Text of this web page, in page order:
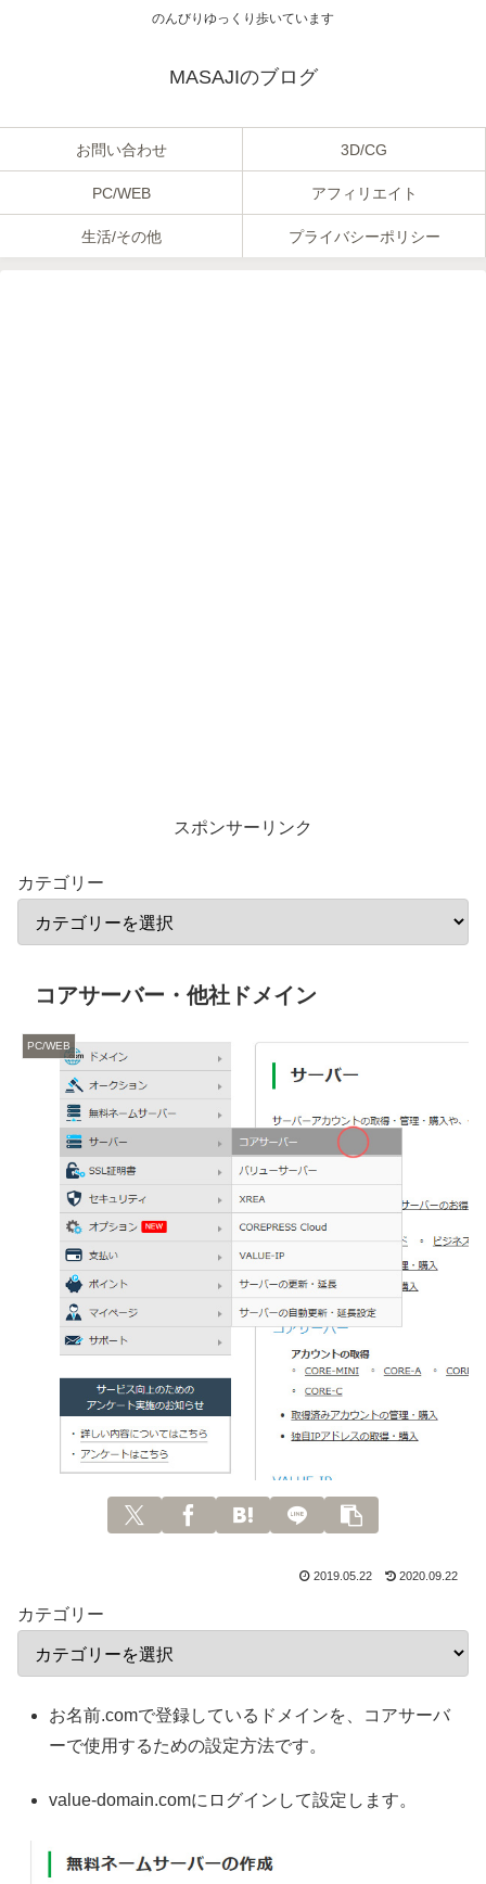
のんびりゆっくり歩いています
MASAJIのブログ
お問い合わせ 3D/CG
PC/WEB アフィリエイト
生活/その他 プライバシーポリシー
スポンサーリンク
カテゴリー
コアサーバー・他社ドメイン
PC/WEB
2019.05.22 2020.09.22
カテゴリー
お名前.comで登録しているドメインを、コアサーバ
ーで使用するための設定方法です。
value-domain.comにログインして設定します。